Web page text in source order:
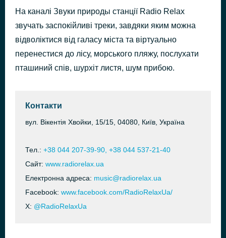
На каналі Звуки природы станції Radio Relax
звучать заспокійливі треки, завдяки яким можна
відволіктися від галасу міста та віртуально
перенестися до лісу, морського пляжу, послухати
пташиний спів, шурхіт листя, шум прибою.
Контакти
вул. Вікентія Хвойки, 15/15, 04080, Київ, Україна
Тел.: +38 044 207-39-90, +38 044 537-21-40
Сайт: www.radiorelax.ua
Електронна адреса: music@radiorelax.ua
Facebook: www.facebook.com/RadioRelaxUa/
X: @RadioRelaxUa